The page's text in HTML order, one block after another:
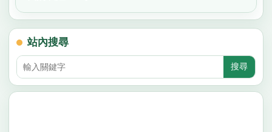
站內搜尋